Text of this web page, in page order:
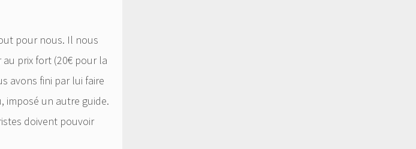
pour nous. Il nous
prix fort (20€ pour la
avons fini par lui faire
imposé un autre guide.
doivent pouvoir